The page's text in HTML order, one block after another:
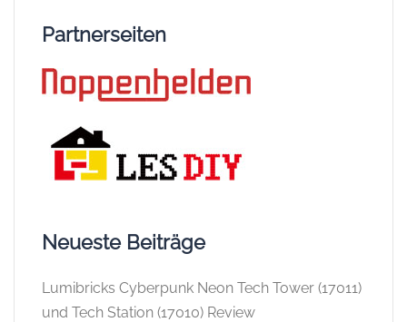
Partnerseiten
Neueste Beiträge
Lumibricks Cyberpunk Neon Tech Tower (17011)
und Tech Station (17010) Review